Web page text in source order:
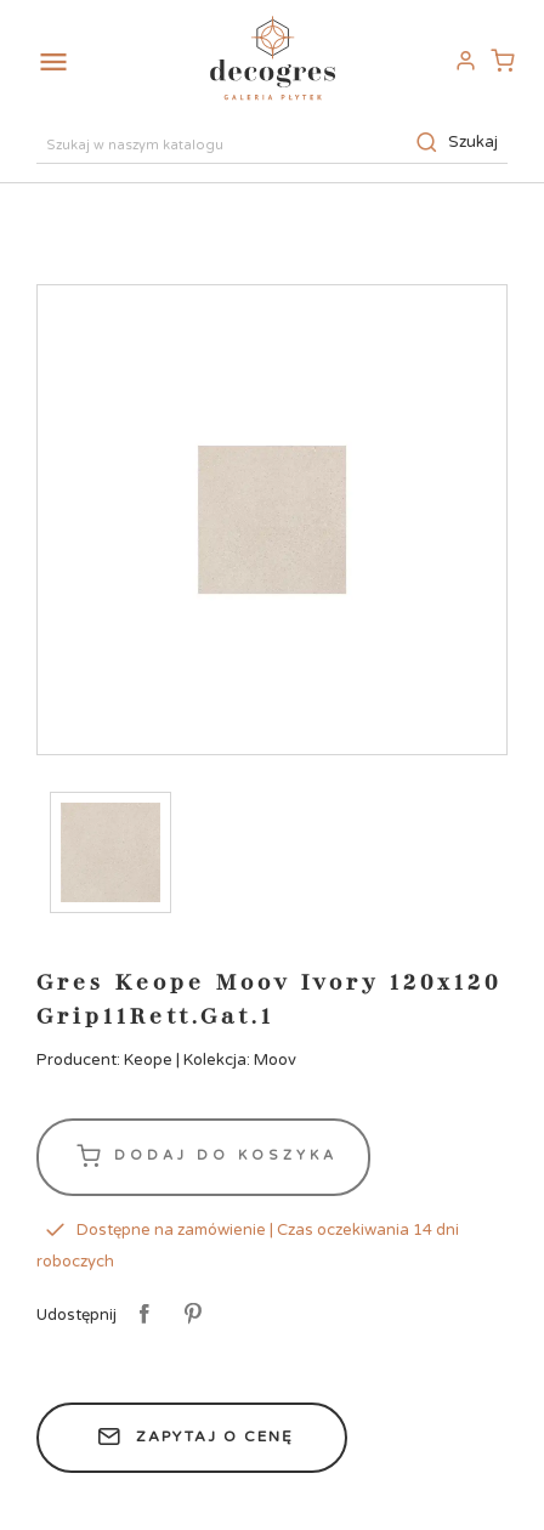

Szukaj
Gres Keope Moov Ivory 120x120
Grip11Rett.Gat.1
Producent: Keope | Kolekcja: Moov
DODAJ DO KOSZYKA
Dostępne na zamówienie | Czas oczekiwania 14 dni
roboczych
Udostępnij
ZAPYTAJ O CENĘ